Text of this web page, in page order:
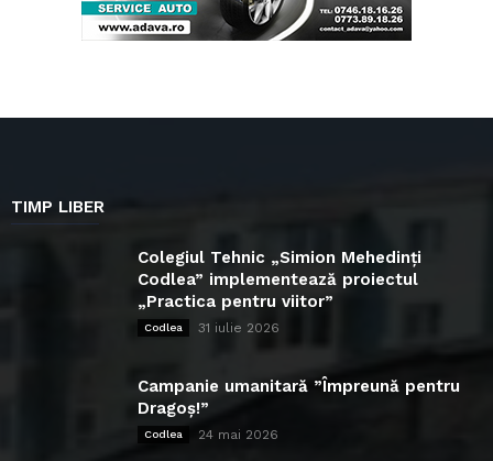
TIMP LIBER
Colegiul Tehnic „Simion Mehedinți
Codlea” implementează proiectul
„Practica pentru viitor”
Codlea 31 iulie 2026
Campanie umanitară ”Împreună pentru
Dragoș!”
Codlea 24 mai 2026